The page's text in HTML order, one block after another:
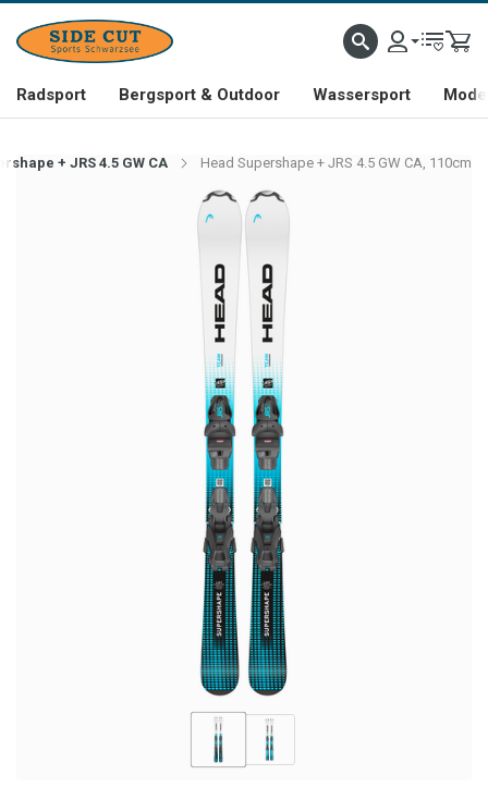
Radsport Bergsport & Outdoor Wassersport
+ JRS 4.5 GW CA Head Supershape + JRS 4.5 GW CA, 110cm